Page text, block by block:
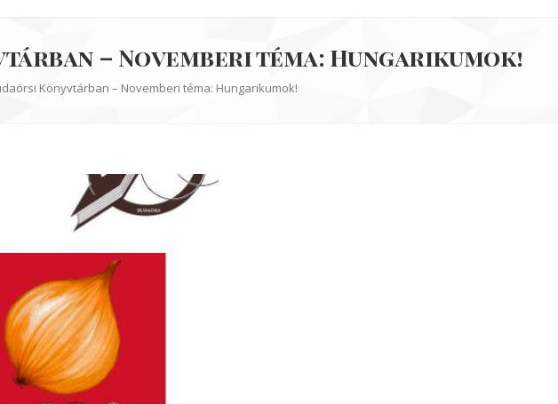
– Novemberi téma: Hungarikumok!
Könyvtárban – Novemberi téma: Hungarikumok!